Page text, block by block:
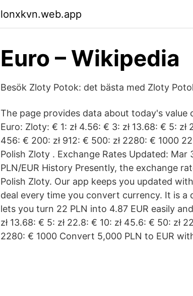
lonxkvn.web.app
Euro – Wikipedia
Besök Zloty Potok: det bästa med Zloty
The page provides data about today's
Euro: Zloty: € 1: zł 4.56: € 3: zł 13.68: € 5:
456: € 200: zł 912: € 500: zł 2280: € 1000
Polish Zloty . Exchange Rates Updated: Mar
PLN/EUR History Presently, the exchange
Polish Zloty. Our app keeps you updated
deal every time you convert currency. It is
lets you turn 22 PLN into 4.87 EUR easily
zł 13.68: € 5: zł 22.8: € 10: zł 45.6: € 50: zł
2280: € 1000 Convert 5,000 PLN to EUR